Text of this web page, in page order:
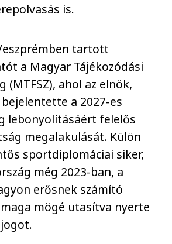
is.
tartott
a Magyar Tájékozódási
(MTFSZ), ahol az elnök,
bejelentette a 2027-es
lebonyolításáért felelős
megalakulását. Külön
sportdiplomáciai siker,
még 2023-ban, a
erősnek számító
mögé utasítva nyerte